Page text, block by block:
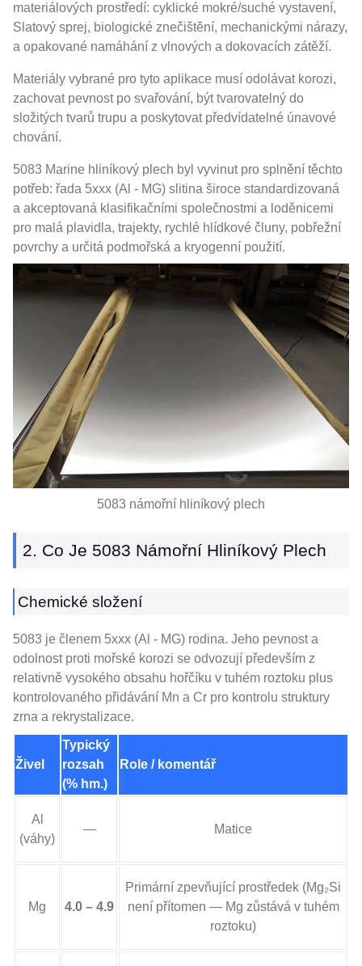
materiálových prostředí: cyklické mokré/suché vystavení,
Slatový sprej, biologické znečištění, mechanickými nárazy,
a opakované namáhání z vlnových a dokovacích zátěží.
Materiály vybrané pro tyto aplikace musí odolávat korozi,
zachovat pevnost po svařování, být tvarovatelný do
složitých tvarů trupu a poskytovat předvídatelné únavové
chování.
5083 Marine hliníkový plech byl vyvinut pro splnění těchto
potřeb: řada 5xxx (Al - MG) slitina široce standardizovaná
a akceptovaná klasifikačními společnostmi a loděnicemi
pro malá plavidla, trajekty, rychlé hlídkové čluny, pobřežní
povrchy a určitá podmořská a kryogenní použití.
5083 námořní hliníkový plech
2. Co Je 5083 Námořní Hliníkový Plech
Chemické složení
5083 je členem 5xxx (Al - MG) rodina. Jeho pevnost a
odolnost proti mořské korozi se odvozují především z
relativně vysokého obsahu hořčíku v tuhém roztoku plus
kontrolovaného přidávání Mn a Cr pro kontrolu struktury
zrna a rekrystalizace.
Živel
Typický
rozsah
(% hm.)
Role / komentář
Al
(váhy)
— Matice
Mg 4.0 – 4.9
Primární zpevňující prostředek (Mg₂Si
není přítomen — Mg zůstává v tuhém
roztoku)